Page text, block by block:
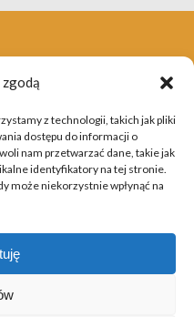
z technologii, takich jak pliki
dostępu do informacji o
nam przetwarzać dane, takie jak
identyfikatory na tej stronie.
może niekorzystnie wpłynąć na